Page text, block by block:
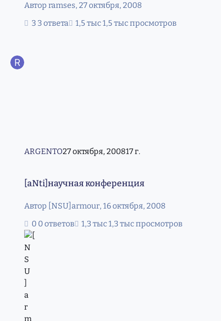
Автор ramses, 27 октября, 2008
3 ответа
1,5 тыс просмотров
ARGENTO27 октября, 200817 г.
[aNti]научная конференция
Автор [NSU]armour, 16 октября, 2008
0 ответов
1,3 тыс просмотров